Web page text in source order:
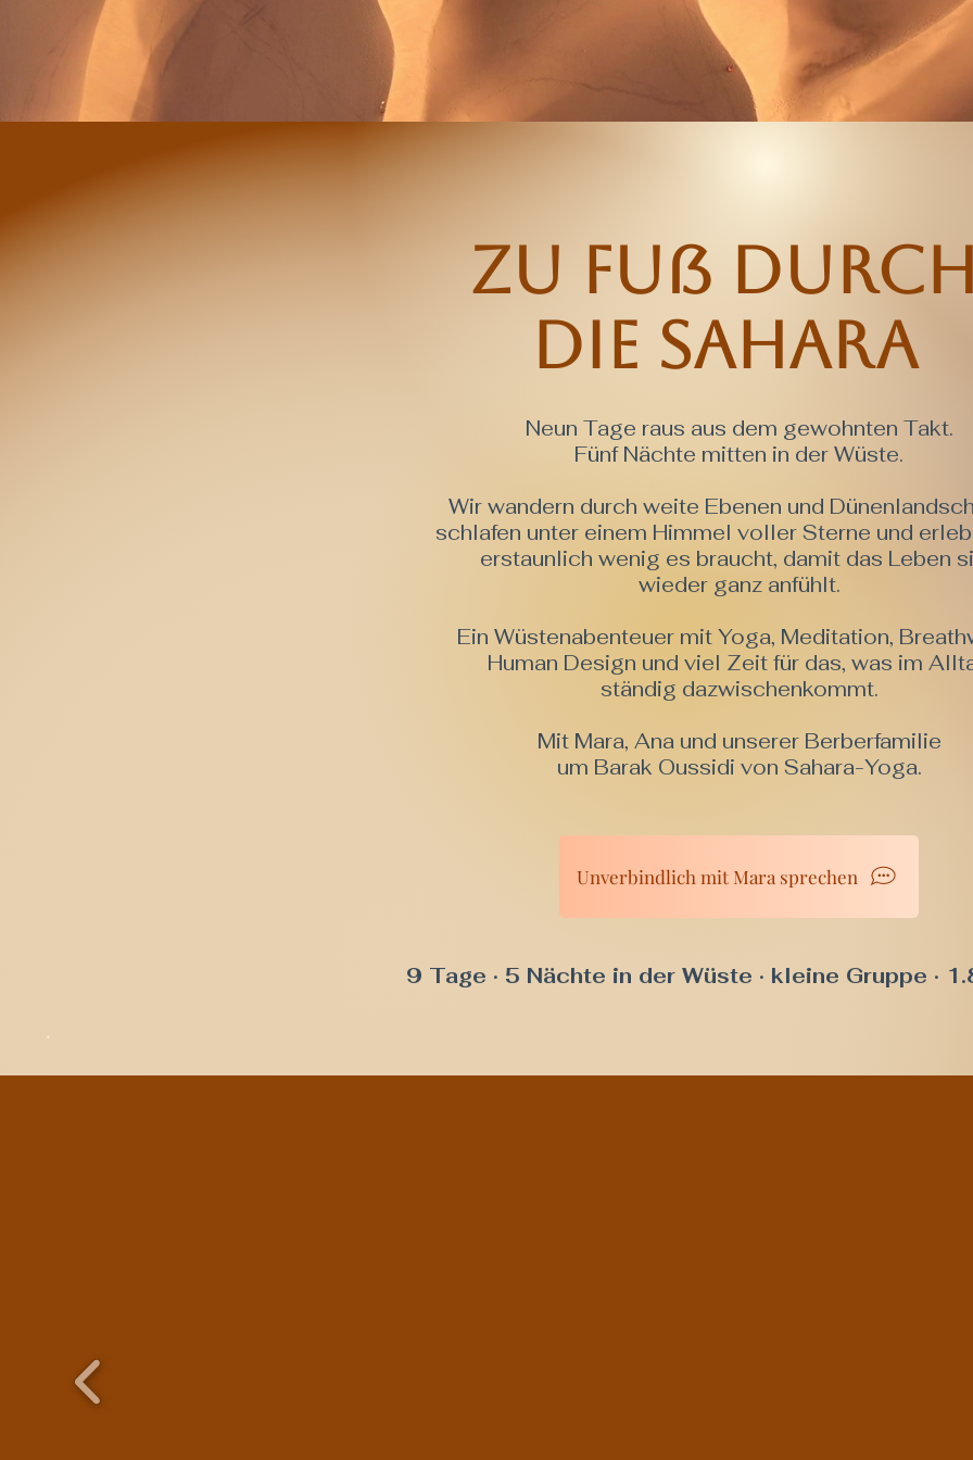
Zu Fuß
die Sahara
Neun Tage raus aus dem gewohnten Takt.
Fünf Nächte mitten in der Wüste.
Wir wandern durch weite Ebenen und
schlafen unter einem Himmel voller Sterne und
erstaunlich wenig es braucht, damit das Leben
wieder ganz anfühlt.
Ein Wüstenabenteuer mit Yoga, Meditation,
Human Design und viel Zeit für das, was im
ständig dazwischenkommt.
Mit Mara, Ana und unserer Berberfamilie
um Barak Oussidi von Sahara-Yoga.
9 Tage · 5 Nächte in der Wüste · kleine Gruppe ·
Unverbindlich mit Mara sprechen